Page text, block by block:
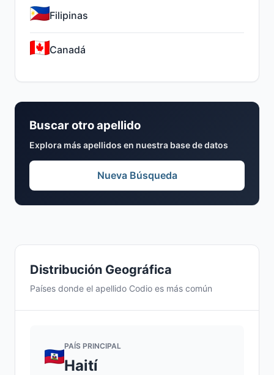
Distribución Geográfica
Países donde el apellido Codio es más común
PAÍS PRINCIPAL
Haití
Filipinas
Canadá
Buscar otro apellido
Explora más apellidos en nuestra base de datos
Nueva Búsqueda